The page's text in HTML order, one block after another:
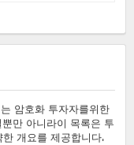
암호화 투자자를위한
만 아니라이 목록은 투
개요를 제공합니다.